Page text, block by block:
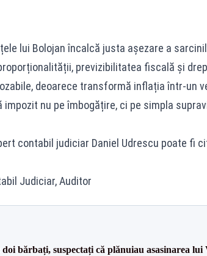
lui Bolojan încalcă justa așezare a
previzibilitatea fiscală și
deoarece transformă inflația într-un
nu pe îmbogățire, ci pe simpla
contabil judiciar Daniel Udrescu poate fi
Judiciar, Auditor
bărbați, suspectați că plănuiau asasinarea lui